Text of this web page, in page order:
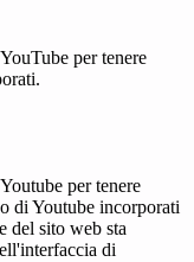
per tenere
per tenere
di Youtube incorporati
del sito web sta
di